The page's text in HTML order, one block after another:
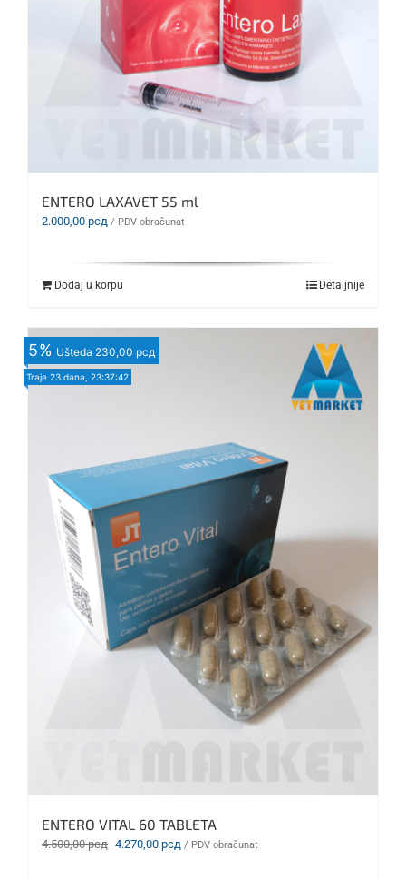
ENTERO LAXAVET 55 ml
2.000,00 рсд / PDV obračunat
Dodaj u korpu Detaljnije
5% Ušteda 230,00 рсд
Traje 23 dana, 23:37:40
ENTERO VITAL 60 TABLETA
4.500,00рсд Originalna
4.270,00 рсд Trenutna
/ PDV obračunat